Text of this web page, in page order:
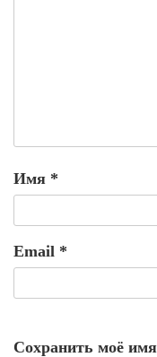
Имя *
Email *
Сохранить моё